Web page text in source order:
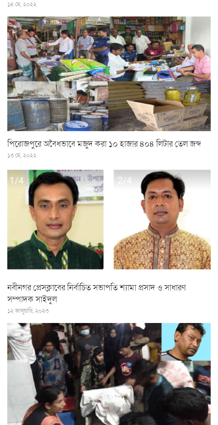
১৪ মে, ২০২২
পিরোজপুরে অবৈধভাবে মজুদ করা ১০ হাজার ৪০৪ লিটার তেল জব্দ
১৩ মে, ২০২২
নবীনগর প্রেসক্লাবের নির্বাচিত সভাপতি শ্যামা প্রসাদ ও সাধারণ
সম্পাদক সাইদুল
১২ জানুয়ারি, ২০২৩